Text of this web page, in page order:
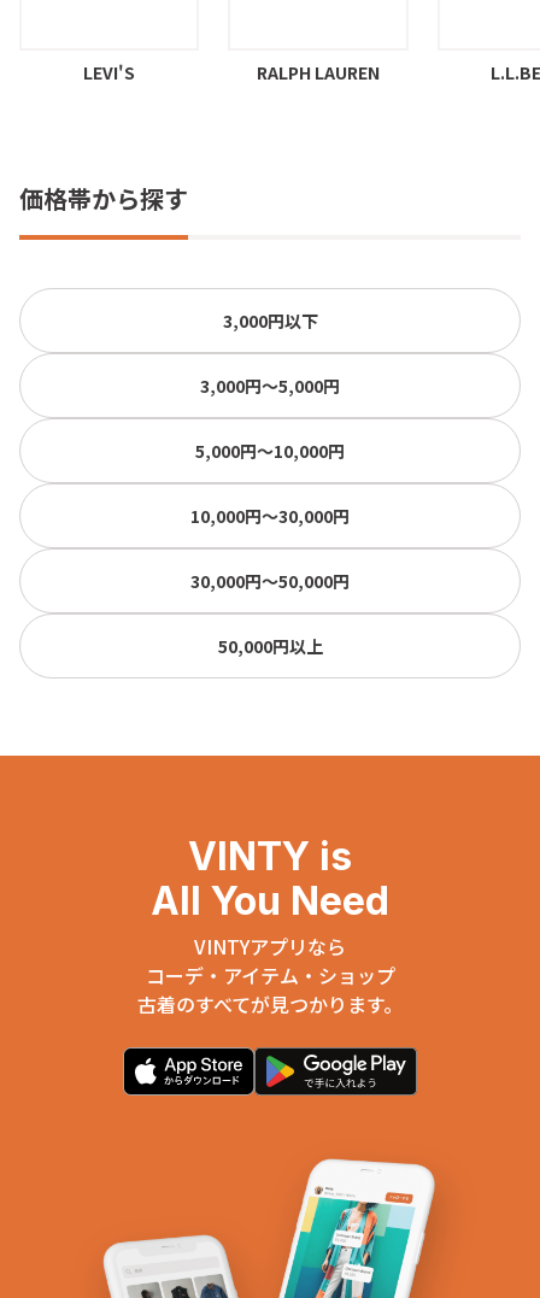
LEVI'S RALPH LAUREN
価格帯から探す
3,000円以下
3,000円〜5,000円
5,000円〜10,000円
10,000円〜30,000円
30,000円〜50,000円
50,000円以上
VINTY is
All You Need
VINTYアプリなら
コーデ・アイテム・ショップ
古着のすべてが見つかります。